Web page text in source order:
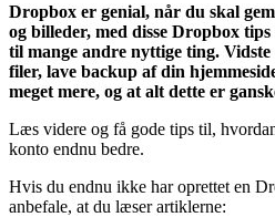
Dropbox er genial, når du skal
og billeder, med disse Dropbox
til mange andre nyttige ting.
filer, lave backup af din
meget mere, og at alt dette er
Læs videre og få gode tips til,
konto endnu bedre.
Hvis du endnu ikke har oprettet en
anbefale, at du læser artiklerne: